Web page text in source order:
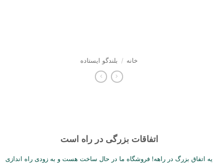
خانه / بلندگو ایستاده
اتفاقات بزرگی در راه است
یه اتفاق بزرگ در راهه! فروشگاه ما در حال ساخت هست و به زودی راه اندازی